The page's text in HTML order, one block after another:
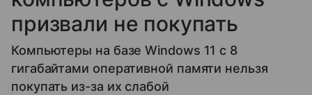
призвали не покупать
Компьютеры на базе Windows 11 c 8
гигабайтами оперативной памяти нельзя
покупать из-за их слабой